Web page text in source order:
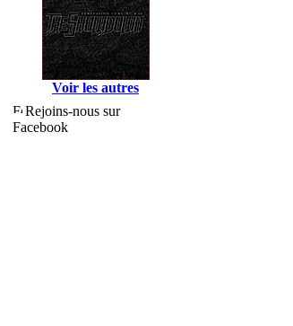
Voir les autres
Rejoins-nous sur
Facebook